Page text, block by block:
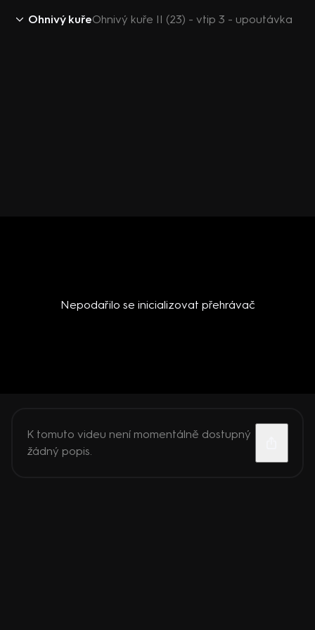
Ohnivý kuřeOhnivý kuře II (23) - vtip 3 - upoutávka
Nepodařilo se inicializovat přehrávač
K tomuto videu není momentálně dostupný
žádný popis.